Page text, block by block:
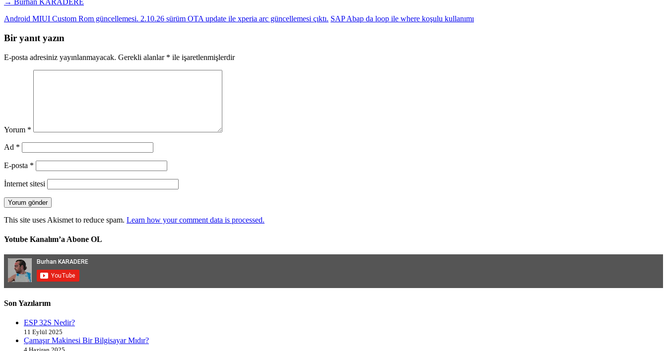
→ Burhan KARADERE
Android MIUI Custom Rom güncellemesi. 2.10.26 sürüm OTA update ile xperia arc güncellemesi çıktı. SAP Abap da loop ile where koşulu kullanımı
Bir yanıt yazın
E-posta adresiniz yayınlanmayacak. Gerekli alanlar * ile işaretlenmişlerdir
Yorum *
Ad *
E-posta *
İnternet sitesi
This site uses Akismet to reduce spam. Learn how your comment data is processed.
Yotube Kanalım’a Abone OL
Son Yazılarım
ESP 32S Nedir?
11 Eylül 2025
Çamaşır Makinesi Bir Bilgisayar Mıdır?